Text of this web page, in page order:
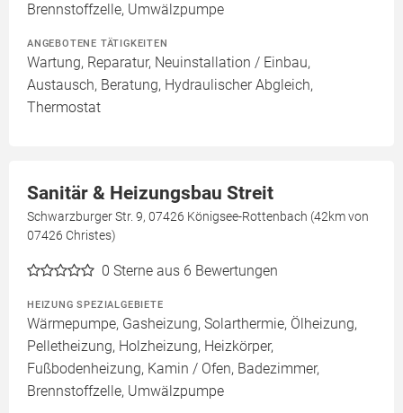
Brennstoffzelle, Umwälzpumpe
ANGEBOTENE TÄTIGKEITEN
Wartung, Reparatur, Neuinstallation / Einbau,
Austausch, Beratung, Hydraulischer Abgleich,
Thermostat
Sanitär & Heizungsbau Streit
Schwarzburger Str. 9, 07426 Königsee-Rottenbach (42km von
07426 Christes)
0 Sterne aus 6 Bewertungen
HEIZUNG SPEZIALGEBIETE
Wärmepumpe, Gasheizung, Solarthermie, Ölheizung,
Pelletheizung, Holzheizung, Heizkörper,
Fußbodenheizung, Kamin / Ofen, Badezimmer,
Brennstoffzelle, Umwälzpumpe